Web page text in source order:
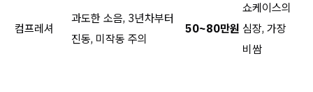
컴프레셔
과도한 소음,
진동, 미작동
3년차부터
주의
50~80만원
쇼케이스의
심장, 가장
비쌈